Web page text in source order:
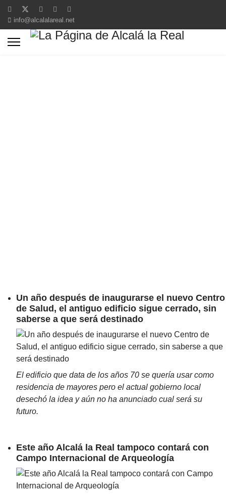
info@alcalalareal.net
Un año después de inaugurarse el nuevo Centro
de Salud, el antiguo edificio sigue cerrado, sin
saberse a que será destinado
El edificio que data de los años 70 se quería usar como
residencia de mayores pero el actual gobierno local
desechó la idea y aún no ha anunciado cual será su
futuro.
Este año Alcalá la Real tampoco contará con
Campo Internacional de Arqueología